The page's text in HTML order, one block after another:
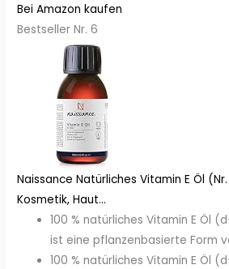
Bei Amazon kaufen
Bestseller Nr. 6
Naissance Natürliches Vitamin E Öl
Kosmetik, Haut...
100 % natürliches Vitamin E Öl
ist eine pflanzenbasierte Form
100 % natürliches Vitamin E Öl